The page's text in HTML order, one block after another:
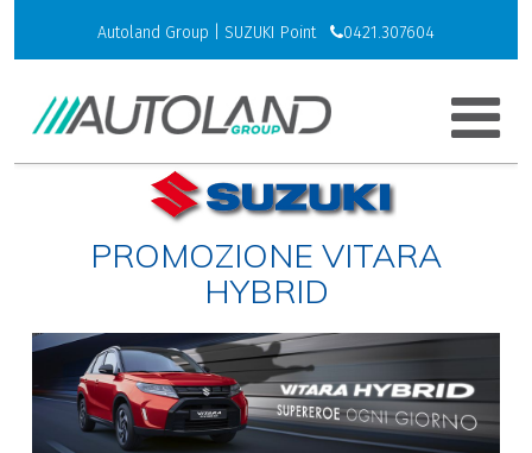
Autoland Group | SUZUKI Point 0421.307604
PROMOZIONE VITARA
HYBRID